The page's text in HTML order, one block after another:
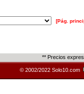
[Pág.
** Precios
© 2002/2022 Solo10.com